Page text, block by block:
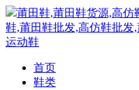
莆田鞋,莆田鞋货源,高仿
鞋,莆田鞋批发,高仿鞋批发
运动鞋
首页
鞋类